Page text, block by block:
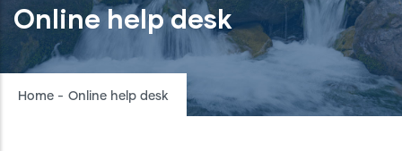
Online help desk
Breadcrumb
Home - Online help desk